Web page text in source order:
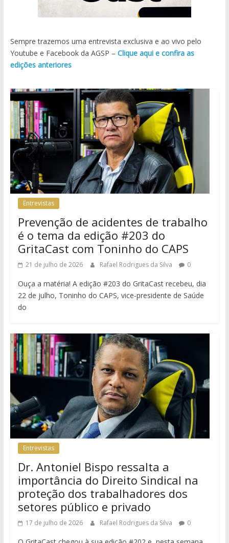
Sempre trazemos uma entrevista exclusiva e ao vivo pelo
Youtube e Facebook da AGSP – Clique aqui e confira as
edições anteriores
Entrevistas
Prevenção de acidentes de trabalho
é o tema da edição #203 do
GritaCast com Toninho do CAPS
21 de julho de 2026 Rafael Rodrigues da Silva 0
Ouça a matéria! A edição #203 do GritaCast recebeu, dia
22 de julho, Toninho do CAPS, vice-presidente de Saúde
do
Entrevistas
Dr. Antoniel Bispo ressalta a
importância do Direito Sindical na
proteção dos trabalhadores dos
setores público e privado
17 de julho de 2026 Rafael Rodrigues da Silva 0